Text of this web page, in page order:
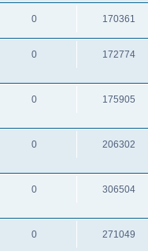
0 170361
0 172774
0 175905
0 206302
0 306504
0 271049